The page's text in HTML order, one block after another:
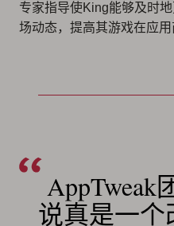
专家指导使King能够及时
场动态，提高其游戏在应用
AppTweak
说真是一个